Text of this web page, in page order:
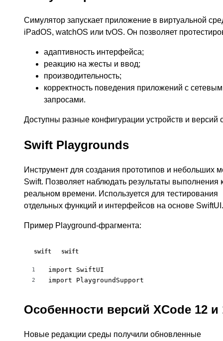
Симулятор запускает приложение в виртуальной
iPadOS, watchOS или tvOS. Он позволяет
адаптивность интерфейса;
реакцию на жесты и ввод;
производительность;
корректность поведения приложений с
запросами.
Доступны разные конфигурации устройств и версий
Swift Playgrounds
Инструмент для создания прототипов и небольших
Swift. Позволяет наблюдать результаты выполнения
реальном времени. Используется для тестирования
отдельных функций и интерфейсов на основе SwiftUI.
Пример Playground-фрагмента:
swift swift
1
2
import SwiftUI
import PlaygroundSupport
Особенности версий XCode 12 и
Новые редакции среды получили обновленные